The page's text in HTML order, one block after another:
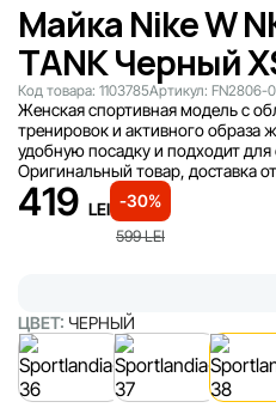
Майка Nike W
TANK Черный
Код товара: 1103785Артикул: FN2806-
Женская спортивная модель с
тренировок и активного образа
удобную посадку и подходит
Оригинальный товар, доставка от
-30%
599LEI
419 LEI
ЦВЕТ: ЧЕРНЫЙ